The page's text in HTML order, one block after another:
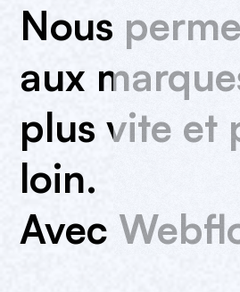
Nous
aux
plus vite et
loin.
Avec